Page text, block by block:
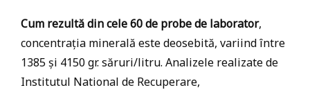
Cum rezultă din cele 60 de probe de laborator,
concentrația minerală este deosebită, variind între
1385 și 4150 gr. săruri/litru. Analizele realizate de
Institutul National de Recuperare,